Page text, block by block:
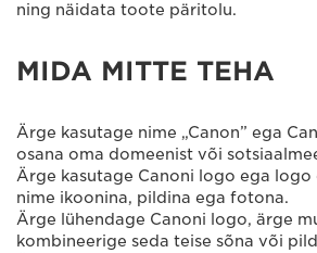
ning näidata toote päritolu.
MIDA MITTE TEHA
Ärge kasutage nime „Canon” ega
osana oma domeenist või
Ärge kasutage Canoni logo ega logo
nime ikoonina, pildina ega fotona.
Ärge lühendage Canoni logo, ärge
kombineerige seda teise sõna või